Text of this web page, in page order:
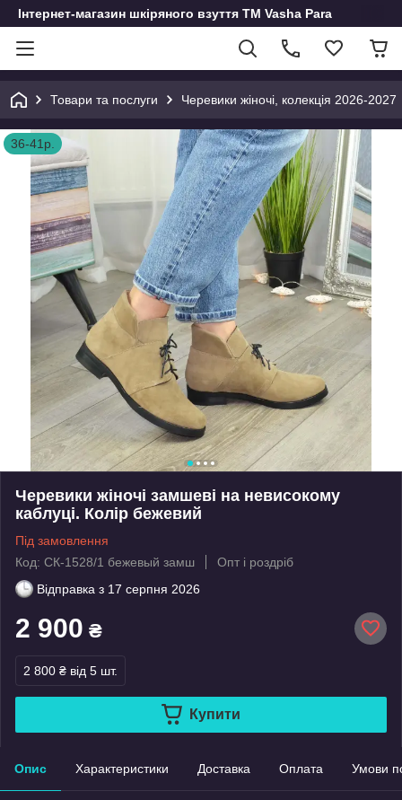
Інтернет-магазин шкіряного взуття ТМ Vasha Para
Товари та послуги Черевики жіночі, колекція 2026-2027
36-41р.
Черевики жіночі замшеві на невисокому
каблуці. Колір бежевий
Під замовлення
Код: СК-1528/1 бежевый замш
Опт і роздріб
Відправка з 17 серпня 2026
2 900 ₴
2 800 ₴ від 5 шт.
Купити
Опис Характеристики Доставка Оплата Умови